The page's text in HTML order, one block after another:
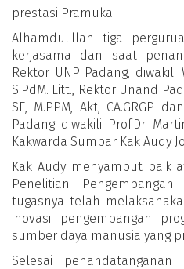
prestasi Pramuka.
Alhamdulillah tiga
kerjasama dan saat
Rektor UNP Padang, diwakili
S.PdM. Litt., Rektor Unand
SE, M.PPM, Akt, CA.GRGP
Padang diwakili Prof.Dr.
Kakwarda Sumbar Kak Audy
Kak Audy menyambut baik
Penelitian
tugasnya telah
inovasi pengembangan
sumber daya manusia yang
Selesai